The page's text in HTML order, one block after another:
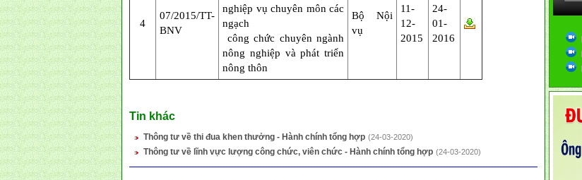
4
07/2015/TT-
BNV
nghiệp vụ chuyên môn các
ngạch
công chức chuyên ngành
nông nghiệp và phát triển
nông thôn
Bộ Nội
vụ
11-
12-
2015
24-
01-
2016
Tin khác
Thông tư về thi đua khen thưởng - Hành chính tổng hợp (24-03-2020)
Thông tư về lĩnh vực lượng công chức, viên chức - Hành chính tổng hợp (24-03-2020)